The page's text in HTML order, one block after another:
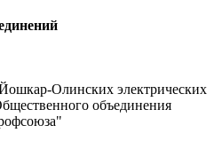
Олинских электрических
объединения